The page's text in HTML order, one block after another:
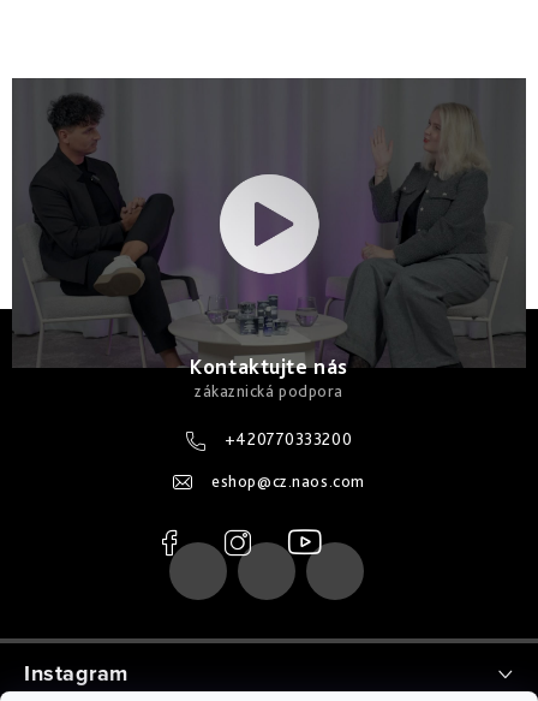
Z
á
Kontaktujte nás
+420770333200
eshop@cz.naos.com
Instagram